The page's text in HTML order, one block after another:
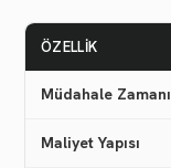
ÖZELLIK
Müdahale Zamanı
Maliyet Yapısı